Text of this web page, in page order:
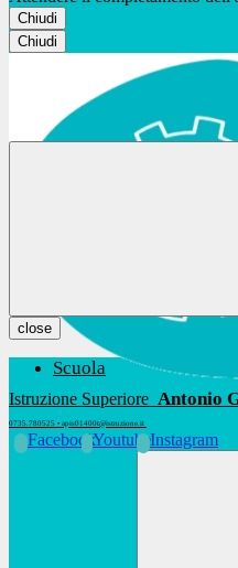
Chiudi
Chiudi
Istruzione Superiore Antonio
0735.780525 • apis01400t@istruzione.it
FacebookYoutubeInstagram
close
Scuola